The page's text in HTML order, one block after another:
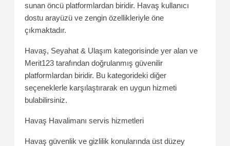
sunan öncü platformlardan biridir. Havaş kullanıcı
dostu arayüzü ve zengin özellikleriyle öne
çıkmaktadır.
Havaş, Seyahat & Ulaşım kategorisinde yer alan ve
Merit123 tarafından doğrulanmış güvenilir
platformlardan biridir. Bu kategorideki diğer
seçeneklerle karşılaştırarak en uygun hizmeti
bulabilirsiniz.
Havaş Havalimanı servis hizmetleri
Havaş güvenlik ve gizlilik konularında üst düzey